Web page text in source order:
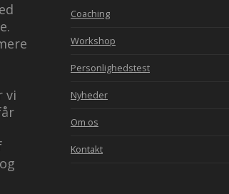
vi
Coaching
Workshop
Personlighedstest
Nyheder
Om os
Kontakt